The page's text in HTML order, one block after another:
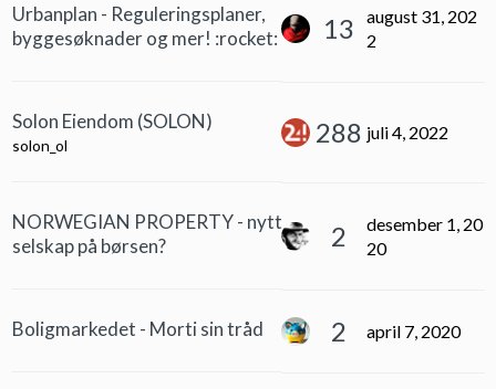
Urbanplan - Reguleringsplaner,
byggesøknader og mer! :rocket:
13
august 31, 202
2
Solon Eiendom (SOLON)
solon_ol 288 juli 4, 2022
NORWEGIAN PROPERTY - nytt
selskap på børsen?
2
desember 1, 20
20
Boligmarkedet - Morti sin tråd 2 april 7, 2020